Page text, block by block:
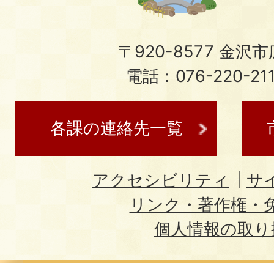
〒920-8577 金沢市
電話：076-220-
各課の連絡先一覧
アクセシビリティ
サ
リンク・著作権・
個人情報の取